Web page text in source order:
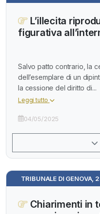
L’illecita
figurativa
Salvo patto contrario, la
dell’esemplare di un
la cessione del diritto di...
Leggi tutto
04/05/2025
TRIBUNALE DI
Chiarimenti in